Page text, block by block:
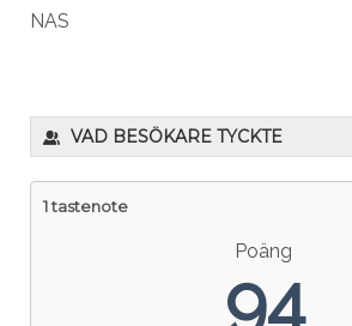
NAS
VAD BESÖKARE TYCKTE
1 tastenote
Poäng
94